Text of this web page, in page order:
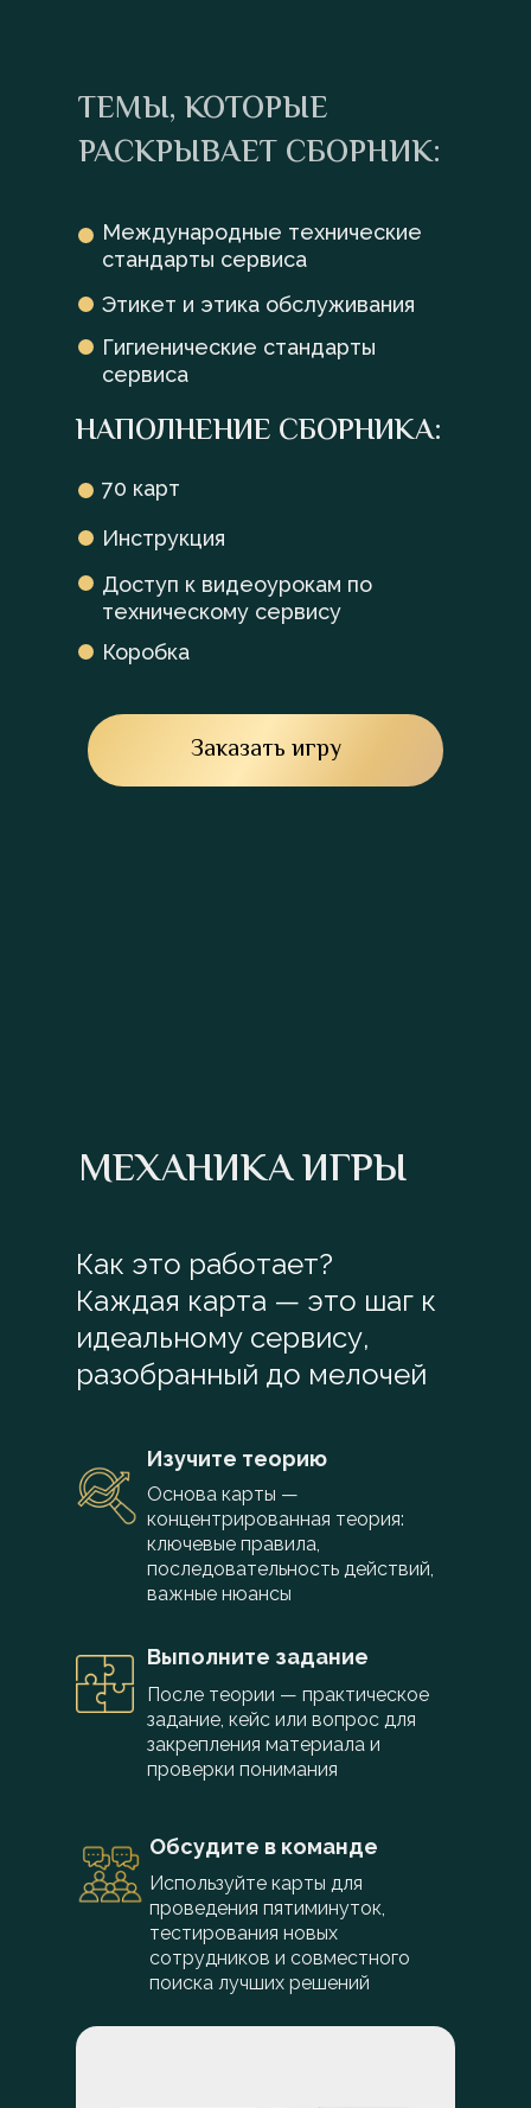
ТЕМЫ, КОТОРЫЕ
РАСКРЫВАЕТ СБОРНИК:
НАПОЛНЕНИЕ СБОРНИКА:
Международные технические
стандарты сервиса
Этикет и этика обслуживания
Гигиенические стандарты
сервиса
70 карт
Инструкция
Доступ к видеоурокам по
техническому сервису
Коробка
Заказать игру
МЕХАНИКА ИГРЫ
Изучите теорию
Основа карты —
концентрированная теория:
ключевые правила,
последовательность действий,
важные нюансы
Выполните задание
После теории — практическое
задание, кейс или вопрос для
закрепления материала и
проверки понимания
Обсудите в команде
Используйте карты для
проведения пятиминуток,
тестирования новых
сотрудников и совместного
поиска лучших решений
Как это работает?
Каждая карта — это шаг к
идеальному сервису,
разобранный до мелочей